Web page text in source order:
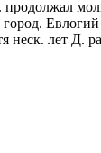
лет Д.